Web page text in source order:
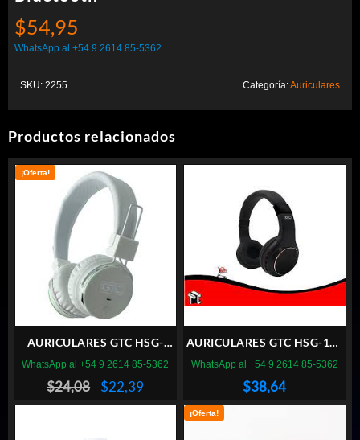
$54,95
WhatsApp al +54 9 2614 85-5362
SKU: 2255 Categoría:Auriculares
Productos relacionados
¡Oferta!
AURICULARES GTC HSG-
180B BLUETOOTH BLANCO
$24,08
El
precio
$22,39El
precio
WhatsApp al +54 9 2614 85-5362
AURICULARES GTC HSG-175
BLUETOOTH NEGRO
$38,64
WhatsApp al +54 9 2614 85-5362
¡Oferta!